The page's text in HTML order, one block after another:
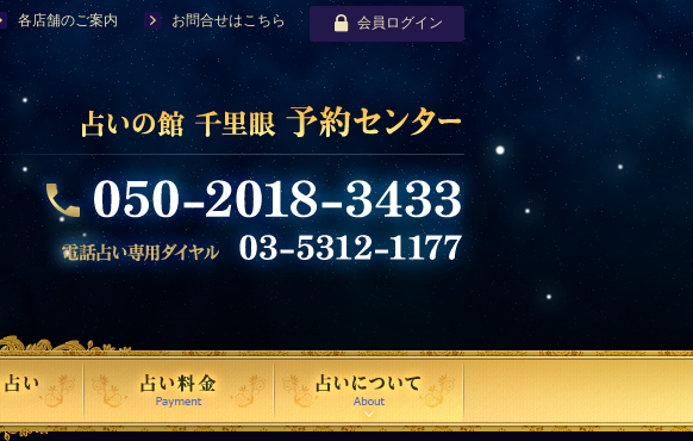
各店舗のご案内 お問合せはこちら 会員ログイン